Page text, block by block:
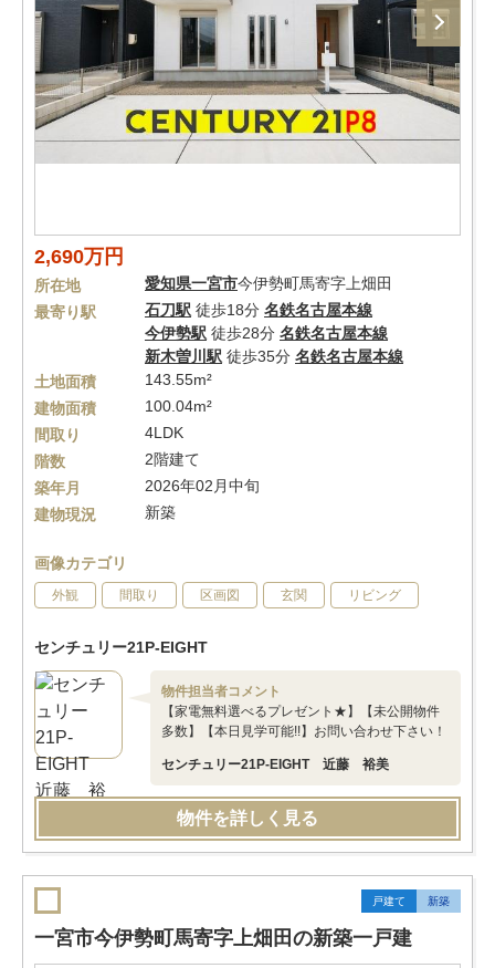
2,690万円
所在地 愛知県一宮市今伊勢町馬寄字上畑田
最寄り駅
石刀駅 徒歩18分 名鉄名古屋本線
今伊勢駅 徒歩28分 名鉄名古屋本線
新木曽川駅 徒歩35分 名鉄名古屋本線
土地面積
143.55m²
建物面積
100.04m²
間取り
4LDK
階数
2階建て
築年月
2026年02月中旬
建物現況
新築
画像カテゴリ
外観 間取り 区画図 玄関 リビング
センチュリー21P-EIGHT
物件担当者コメント
【家電無料選べるプレゼント★】【未公開物件
多数】【本日見学可能!!】お問い合わせ下さい！
センチュリー21P-EIGHT 近藤 裕美
物件を詳しく見る
戸建て 新築
一宮市今伊勢町馬寄字上畑田の新築一戸建